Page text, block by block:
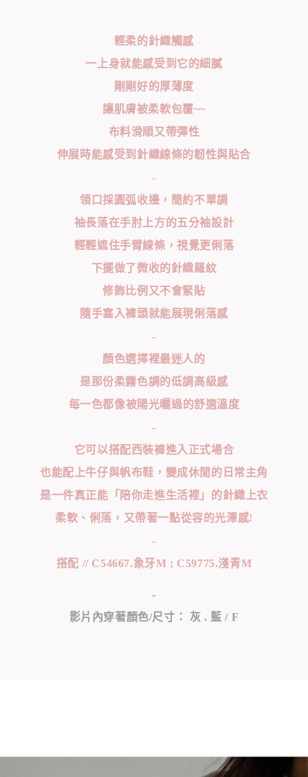
輕柔的針織觸感
一上身就能感受到它的細膩
剛剛好的厚薄度
讓肌膚被柔軟包覆~~
布料滑順又帶彈性
伸展時能感受到針織線條的韌性與貼合
-
領口採圓弧收邊，簡約不單調
袖長落在手肘上方的五分袖設計
輕輕遮住手臂線條，視覺更俐落
下擺做了微收的針織羅紋
修飾比例又不會緊貼
隨手塞入褲頭就能展現俐落感
-
顏色選擇裡最迷人的
是那份柔霧色調的低調高級感
每一色都像被陽光曬過的舒適溫度
-
它可以搭配西裝褲進入正式場合
也能配上牛仔與帆布鞋，變成休閒的日常主角
是一件真正能「陪你走進生活裡」的針織上衣
柔軟、俐落，又帶著一點從容的光澤感!
-
搭配 // C54667.象牙M ; C59775.淺青M
-
影片內穿著顏色/尺寸： 灰 . 藍 / F